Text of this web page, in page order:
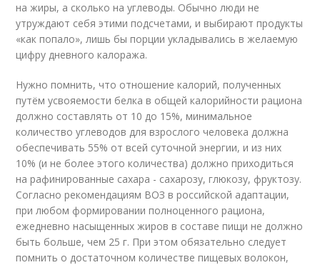
на жиры, а сколько на углеводы. Обычно люди не
утруждают себя этими подсчетами, и выбирают продукты
«как попало», лишь бы порции укладывались в желаемую
цифру дневного калоража.
Нужно помнить, что отношение калорий, полученных
путём усвояемости белка в общей калорийности рациона
должно составлять от 10 до 15%, минимальное
количество углеводов для взрослого человека должна
обеспечивать 55% от всей суточной энергии, и из них
10% (и не более этого количества) должно приходиться
на рафинированные сахара - сахарозу, глюкозу, фруктозу.
Согласно рекомендациям ВОЗ в российской адаптации,
при любом формировании полноценного рациона,
ежедневно насыщенных жиров в составе пищи не должно
быть больше, чем 25 г. При этом обязательно следует
помнить о достаточном количестве пищевых волокон,